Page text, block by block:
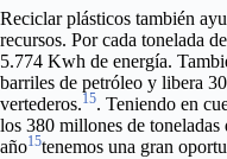
Reciclar plásticos también
recursos. Por cada tonelada
5.774 Kwh de energía.
barriles de petróleo y libera
vertederos.15. Teniendo en
los 380 millones de toneladas
año15tenemos una gran